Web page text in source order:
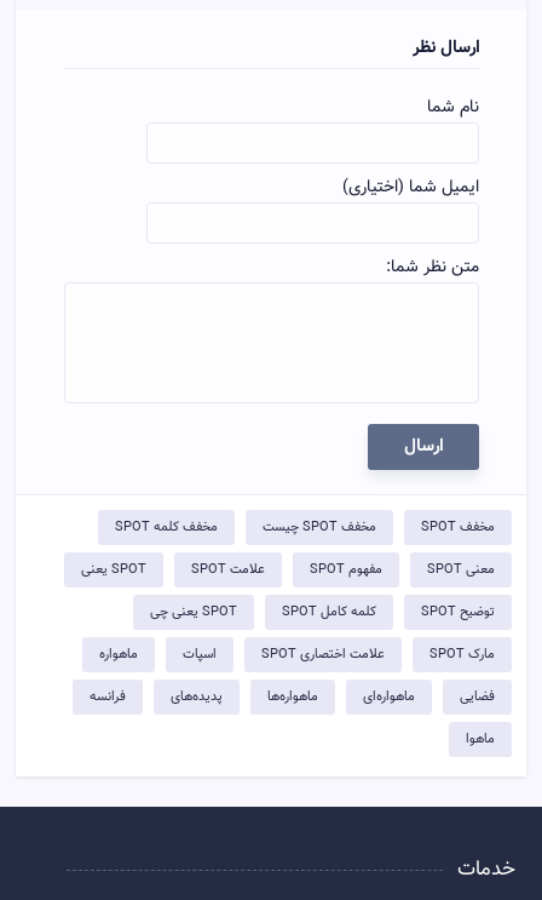
ارسال نظر
نام شما
ایمیل شما (اختیاری)
متن نظر شما:
ارسال
مخفف SPOT مخفف SPOT چیست مخفف کلمه SPOT
معنی SPOT مفهوم SPOT علامت SPOT SPOT یعنی
توضيح SPOT کلمه کامل SPOT SPOT یعنی چی
مارک SPOT علامت اختصاری SPOT اسپات ماهواره
فضایی ماهواره‌ای ماهواره‌ها پدیده‌های فرانسه
ماهوا
خدمات